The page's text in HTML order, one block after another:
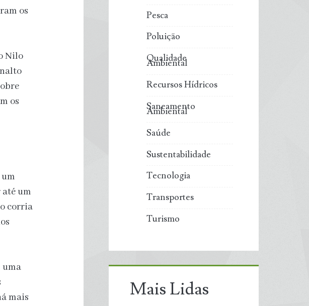
os
Nilo
os
até um
corria
uma
mais
Pesca
Poluição
Qualidade
Ambiental
Recursos Hídricos
Saneamento
Ambiental
Saúde
Sustentabilidade
Tecnologia
Transportes
Turismo
Mais Lidas